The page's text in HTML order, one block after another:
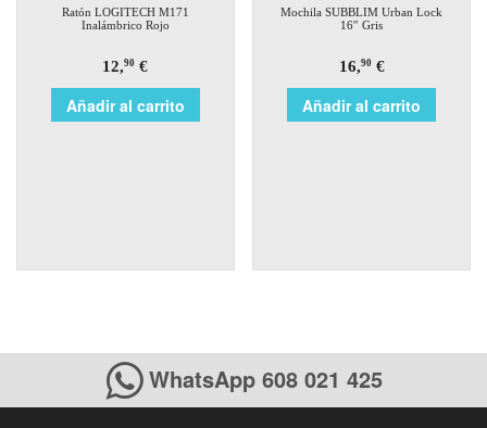
Ratón LOGITECH M171
Inalámbrico Rojo
12,90 €
Añadir al carrito
Mochila SUBBLIM Urban Lock
16″ Gris
16,90€
Añadir al carrito
WhatsApp 608 021 425